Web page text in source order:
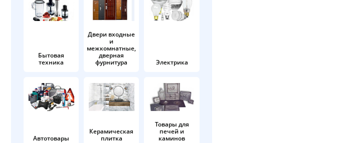
Бытовая
техника
Двери входные
и
межкомнатные,
дверная
фурнитура
Электрика
Автотовары
Керамическая
плитка
Товары для
печей и
каминов